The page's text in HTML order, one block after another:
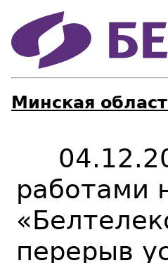
Минская
работами
перерыв